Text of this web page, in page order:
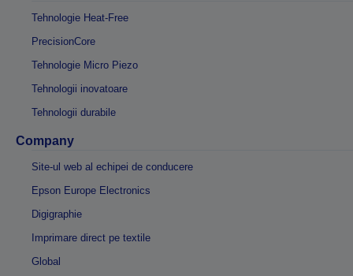
Tehnologie Heat-Free
PrecisionCore
Tehnologie Micro Piezo
Tehnologii inovatoare
Tehnologii durabile
Company
Site-ul web al echipei de conducere
Epson Europe Electronics
Digigraphie
Imprimare direct pe textile
Global